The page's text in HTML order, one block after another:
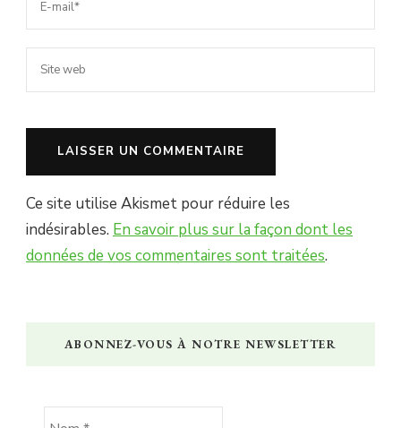
Ce site utilise Akismet pour réduire les
indésirables. En savoir plus sur la façon dont les
données de vos commentaires sont traitées.
ABONNEZ-VOUS À NOTRE NEWSLETTER